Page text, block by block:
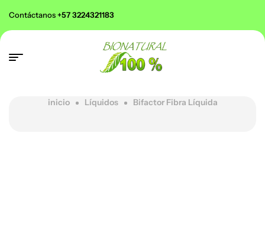
Contáctanos+57 3224321183
inicio Líquidos Bifactor Fibra Líquida